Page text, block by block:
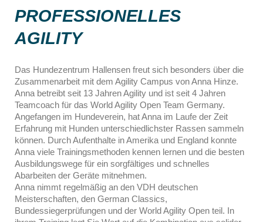
PROFESSIONELLES
AGILITY
Das Hundezentrum Hallensen freut sich besonders über die
Zusammenarbeit mit dem Agility Campus von Anna Hinze.
Anna betreibt seit 13 Jahren Agility und ist seit 4 Jahren
Teamcoach für das World Agility Open Team Germany.
Angefangen im Hundeverein, hat Anna im Laufe der Zeit
Erfahrung mit Hunden unterschiedlichster Rassen sammeln
können. Durch Aufenthalte in Amerika und England konnte
Anna viele Trainingsmethoden kennen lernen und die besten
Ausbildungswege für ein sorgfältiges und schnelles
Abarbeiten der Geräte mitnehmen.
Anna nimmt regelmäßig an den VDH deutschen
Meisterschaften, den German Classics,
Bundessiegerprüfungen und der World Agility Open teil. In